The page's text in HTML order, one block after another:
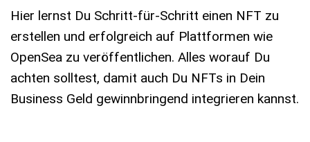
Hier lernst Du Schritt-für-Schritt einen NFT zu
erstellen und erfolgreich auf Plattformen wie
OpenSea zu veröffentlichen. Alles worauf Du
achten solltest, damit auch Du NFTs in Dein
Business Geld gewinnbringend integrieren kannst.